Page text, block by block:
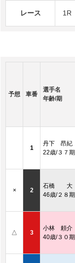
レース 1R
予想 車番
選手名
年齢/期
1
丹下 昂紀
22歳/３７期
× 2
石橋 大
46歳/２８期
△ 3
小林 頼介
40歳/３０期